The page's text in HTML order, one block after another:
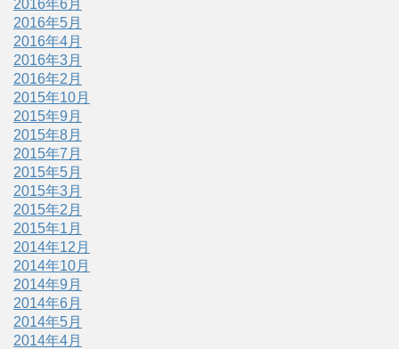
2016年6月
2016年5月
2016年4月
2016年3月
2016年2月
2015年10月
2015年9月
2015年8月
2015年7月
2015年5月
2015年3月
2015年2月
2015年1月
2014年12月
2014年10月
2014年9月
2014年6月
2014年5月
2014年4月